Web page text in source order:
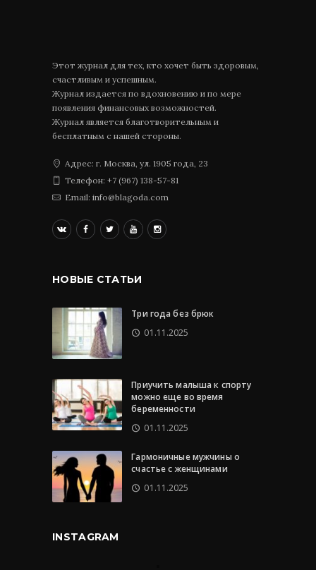
Этот журнал для тех, кто хочет быть здоровым,
счастливым и успешным.
Журнал издается по вдохновению и по мере
появления финансовых возможностей.
Журнал является благотворительным и
бесплатным с нашей стороны.
Адрес: г. Москва, ул. 1905 года, 23
Телефон: +7 (967) 138-57-81
Email: info@blagoda.com
НОВЫЕ СТАТЬИ
Три года без брюк
01.11.2025
Приучить малыша к спорту
можно еще во время
беременности
01.11.2025
Гармоничные мужчины о
счастье с женщинами
01.11.2025
INSTAGRAM